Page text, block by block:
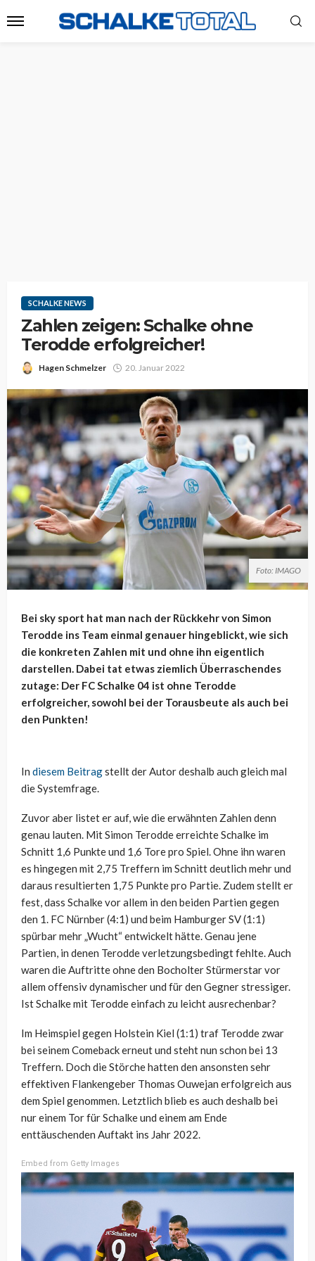
SCHALKE NEWS
Zahlen zeigen: Schalke ohne
Terodde erfolgreicher!
Hagen Schmelzer 20. Januar 2022
Foto: IMAGO
Bei sky sport hat man nach der Rückkehr von Simon
Terodde ins Team einmal genauer hingeblickt, wie sich
die konkreten Zahlen mit und ohne ihn eigentlich
darstellen. Dabei tat etwas ziemlich Überraschendes
zutage: Der FC Schalke 04 ist ohne Terodde
erfolgreicher, sowohl bei der Torausbeute als auch bei
den Punkten!
In diesem Beitragstellt der Autor deshalb auch gleich mal
die Systemfrage.
Zuvor aber listet er auf, wie die erwähnten Zahlen denn
genau lauten. Mit Simon Terodde erreichte Schalke im
Schnitt 1,6 Punkte und 1,6 Tore pro Spiel. Ohne ihn waren
es hingegen mit 2,75 Treffern im Schnitt deutlich mehr und
daraus resultierten 1,75 Punkte pro Partie. Zudem stellt er
fest, dass Schalke vor allem in den beiden Partien gegen
den 1. FC Nürnber (4:1) und beim Hamburger SV (1:1)
spürbar mehr „Wucht“ entwickelt hätte. Genau jene
Partien, in denen Terodde verletzungsbedingt fehlte. Auch
waren die Auftritte ohne den Bocholter Stürmerstar vor
allem offensiv dynamischer und für den Gegner stressiger.
Ist Schalke mit Terodde einfach zu leicht ausrechenbar?
Im Heimspiel gegen Holstein Kiel (1:1) traf Terodde zwar
bei seinem Comeback erneut und steht nun schon bei 13
Treffern. Doch die Störche hatten den ansonsten sehr
effektiven Flankengeber Thomas Ouwejan erfolgreich aus
dem Spiel genommen. Letztlich blieb es auch deshalb bei
nur einem Tor für Schalke und einem am Ende
enttäuschenden Auftakt ins Jahr 2022.
Embed from Getty Images